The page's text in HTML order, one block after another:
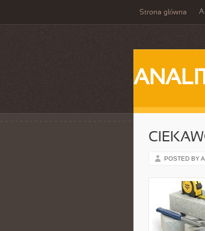
Strona główna
POSTED BY